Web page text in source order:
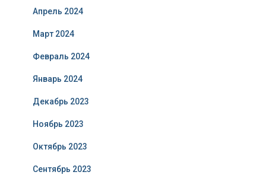
Апрель 2024
Март 2024
Февраль 2024
Январь 2024
Декабрь 2023
Ноябрь 2023
Октябрь 2023
Сентябрь 2023